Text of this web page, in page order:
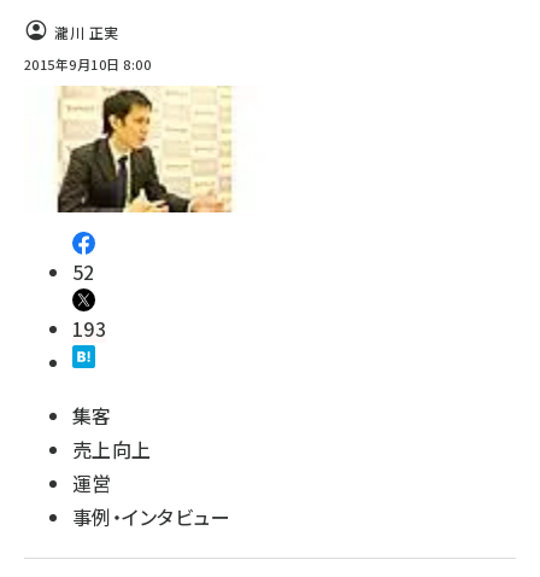
瀧川 正実
2015年9月10日 8:00
52
193
集客
売上向上
運営
事例・インタビュー